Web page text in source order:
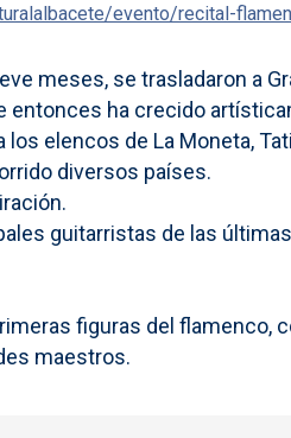
evento/recital-
meses, se trasladaron a
entonces ha crecido
elencos de La Moneta,
diversos países.
guitarristas de las
figuras del flamenco,
maestros.